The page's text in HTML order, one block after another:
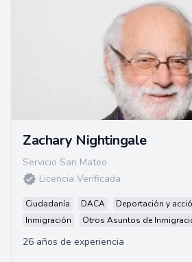
Zachary Nightingale
Servicio San Mateo
Licencia Verificada
Ciudadanía DACA
Deportación y
Inmigración
Otros Asuntos de
26 años de experiencia